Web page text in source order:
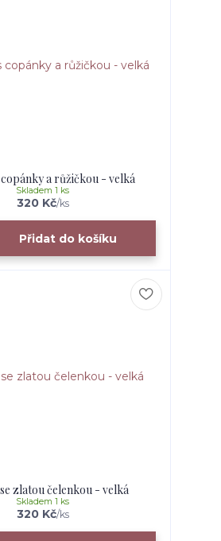
a růžičkou - velká
320 Kč/ks
Skladem 1 ks
Přidat do košíku
zlatou čelenkou - velká
320 Kč/ks
Skladem 1 ks